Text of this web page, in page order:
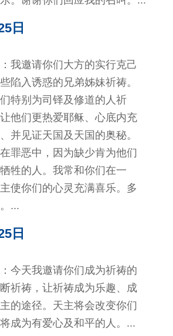
日
我邀请你们大方的实行克己
陷入诱惑的兄弟姊妹祈祷。
特别为司铎及修道的人祈
他们更热爱耶稣、心底内充
并见证天国及天国的奥秘。
罪恶中，因为缺少肯为他们
牲的人。我常和你们在一
使你们的心灵充满喜乐。多
...
日
今天我邀请你们成为祈祷的
祈祷，让祈祷成为乐趣、成
的途径。天主将会改变你们
成为有爱心及和平的人。...